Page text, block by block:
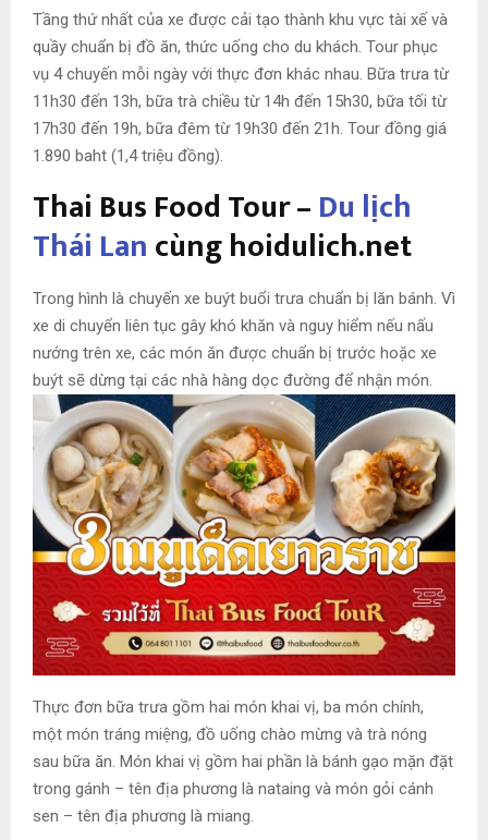
Tầng thứ nhất của xe được cải tạo thành khu vực tài xế và
quầy chuẩn bị đồ ăn, thức uống cho du khách. Tour phục
vụ 4 chuyến mỗi ngày với thực đơn khác nhau. Bữa trưa từ
11h30 đến 13h, bữa trà chiều từ 14h đến 15h30, bữa tối từ
17h30 đến 19h, bữa đêm từ 19h30 đến 21h. Tour đồng giá
1.890 baht (1,4 triệu đồng).
Thai Bus Food Tour –Du lịch
Thái Lancùng hoidulich.net
Trong hình là chuyến xe buýt buổi trưa chuẩn bị lăn bánh. Vì
xe di chuyển liên tục gây khó khăn và nguy hiểm nếu nấu
nướng trên xe, các món ăn được chuẩn bị trước hoặc xe
buýt sẽ dừng tại các nhà hàng dọc đường để nhận món.
Thực đơn bữa trưa gồm hai món khai vị, ba món chính,
một món tráng miệng, đồ uống chào mừng và trà nóng
sau bữa ăn. Món khai vị gồm hai phần là bánh gạo mặn đặt
trong gánh – tên địa phương là nataing và món gỏi cánh
sen – tên địa phương là miang.